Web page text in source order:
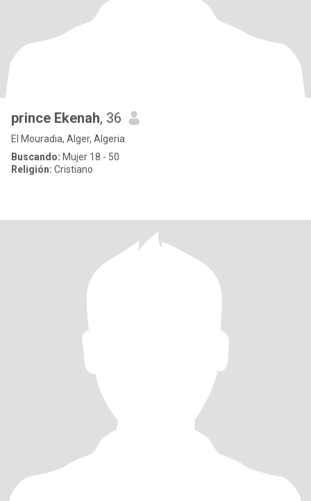
prince Ekenah, 36
El Mouradia, Alger, Algeria
Buscando: Mujer 18 - 50
Religión: Cristiano